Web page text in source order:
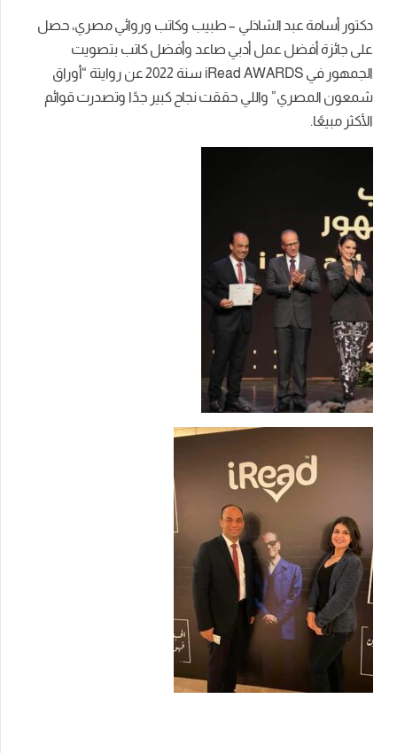
دكتور أسامة عبد الشاذلي – طبيب وكاتب وروائي مصري، حصل
على جائزة أفضل عمل أدبي صاعد وأفضل كاتب بتصويت
الجمهور في iRead AWARDS سنة 2022 عن روايتة “أوراق
شمعون المصري” واللي حققت نجاح كبير جدًا وتصدرت قوائم
الأكثر مبيعًا.